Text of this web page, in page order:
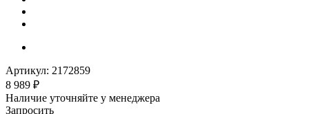
Артикул: 2172859
8 989 ₽
Наличие уточняйте у менеджера
Запросить